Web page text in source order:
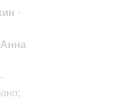
-
Анна
-